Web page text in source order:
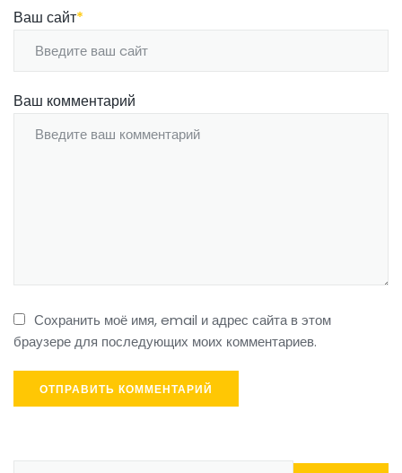
Ваш сайт*
Ваш комментарий
Сохранить моё имя, email и адрес сайта в этом
браузере для последующих моих комментариев.